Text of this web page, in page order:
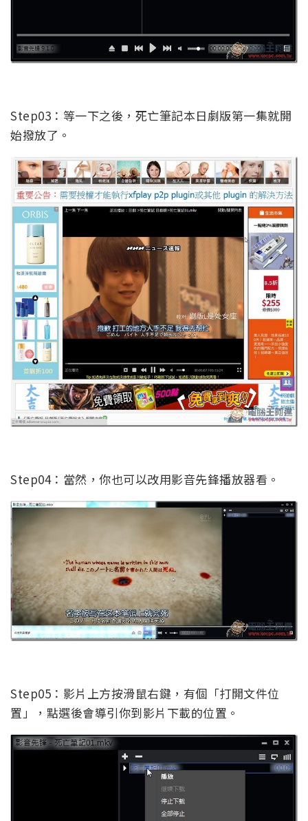
Step03：等一下之後，死亡筆記本日劇版第一集就開
始撥放了。
Step04：當然，你也可以改用影音先鋒播放器看。
Step05：影片上方按滑鼠右鍵，有個「打開文件位
置」，點選後會導引你到影片下載的位置。